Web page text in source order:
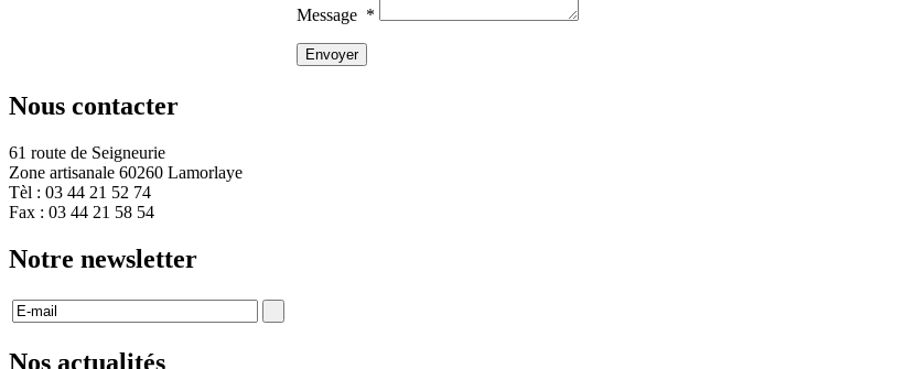
Message *
Nous contacter
61 route de Seigneurie
Zone artisanale 60260 Lamorlaye
Tèl : 03 44 21 52 74
Fax : 03 44 21 58 54
Notre newsletter
Nos actualités